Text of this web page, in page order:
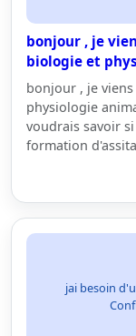
bonjour , je
biologie et
bonjour , je
physiologie
voudrais savoir
formation
jai besoin